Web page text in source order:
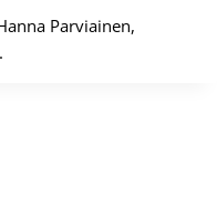
Parviainen,